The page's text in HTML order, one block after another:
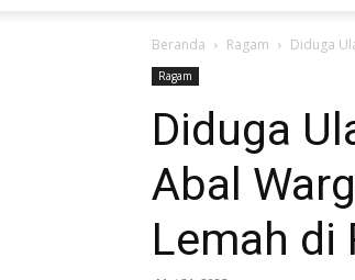
Beranda Ragam Diduga
Ragam
Diduga
Abal
Lemah di